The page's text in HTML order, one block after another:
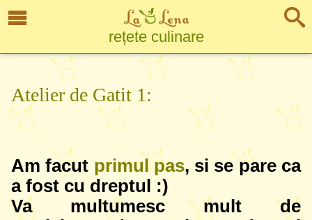
rețete culinare
Atelier de Gatit 1:
Am facut primul pas, si se pare ca
a fost cu dreptul :)
Va multumesc mult de